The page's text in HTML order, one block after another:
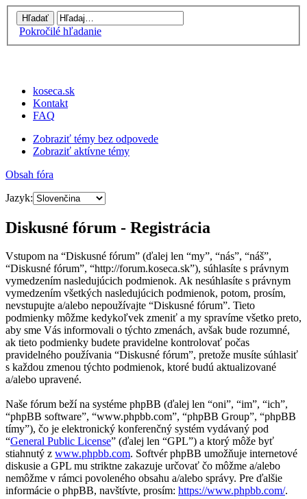
Pokročilé hľadanie
koseca.sk
Kontakt
FAQ
Zobraziť témy bez odpovede
Zobraziť aktívne témy
Obsah fóra
Jazyk:
Diskusné fórum - Registrácia
Vstupom na “Diskusné fórum” (ďalej len “my”, “nás”, “náš”,
“Diskusné fórum”, “http://forum.koseca.sk”), súhlasíte s právnym
vymedzením nasledujúcich podmienok. Ak nesúhlasíte s právnym
vymedzením všetkých nasledujúcich podmienok, potom, prosím,
nevstupujte a/alebo nepoužívajte “Diskusné fórum”. Tieto
podmienky môžme kedykoľvek zmeniť a my spravíme všetko preto,
aby sme Vás informovali o týchto zmenách, avšak bude rozumné,
ak tieto podmienky budete pravidelne kontrolovať počas
pravidelného používania “Diskusné fórum”, pretože musíte súhlasiť
s každou zmenou týchto podmienok, ktoré budú aktualizované
a/alebo upravené.
Naše fórum beží na systéme phpBB (ďalej len “oni”, “im”, “ich”,
“phpBB software”, “www.phpbb.com”, “phpBB Group”, “phpBB
tímy”), čo je elektronický konferenčný systém vydávaný pod
“General Public License” (ďalej len “GPL”) a ktorý môže byť
stiahnutý z www.phpbb.com. Softvér phpBB umožňuje internetové
diskusie a GPL mu striktne zakazuje určovať čo môžme a/alebo
nemôžme v rámci povoleného obsahu a/alebo správy. Pre ďalšie
informácie o phpBB, navštívte, prosím: https://www.phpbb.com/.